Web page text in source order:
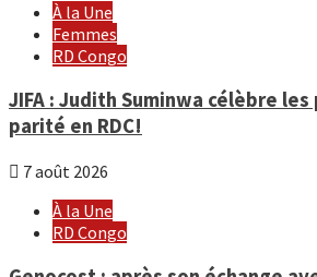
À la Une
Femmes
RD Congo
JIFA : Judith Suminwa célèbre
parité en RDC!
7 août 2026
À la Une
RD Congo